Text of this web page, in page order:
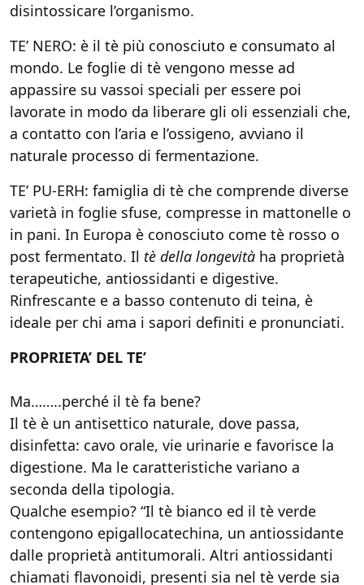
disintossicare l’organismo.
TE’ NERO: è il tè più conosciuto e consumato al
mondo. Le foglie di tè vengono messe ad
appassire su vassoi speciali per essere poi
lavorate in modo da liberare gli oli essenziali che,
a contatto con l’aria e l’ossigeno, avviano il
naturale processo di fermentazione.
TE’ PU-ERH: famiglia di tè che comprende diverse
varietà in foglie sfuse, compresse in mattonelle o
in pani. In Europa è conosciuto come tè rosso o
post fermentato. Il tè della longevità ha proprietà
terapeutiche, antiossidanti e digestive.
Rinfrescante e a basso contenuto di teina, è
ideale per chi ama i sapori definiti e pronunciati.
PROPRIETA’ DEL TE’
Ma……..perché il tè fa bene?
Il tè è un antisettico naturale, dove passa,
disinfetta: cavo orale, vie urinarie e favorisce la
digestione. Ma le caratteristiche variano a
seconda della tipologia.
Qualche esempio? “Il tè bianco ed il tè verde
contengono epigallocatechina, un antiossidante
dalle proprietà antitumorali. Altri antiossidanti
chiamati flavonoidi, presenti sia nel tè verde sia